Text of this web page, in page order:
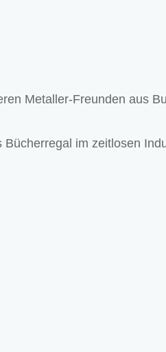
Metaller-Freunden aus
im zeitlosen